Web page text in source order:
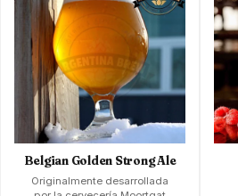
Belgian Golden Strong Ale
Originalmente desarrollada